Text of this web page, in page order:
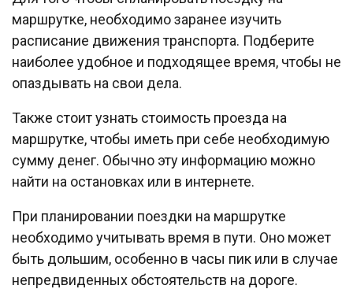
маршрутке, необходимо заранее изучить
расписание движения транспорта. Подберите
наиболее удобное и подходящее время, чтобы не
опаздывать на свои дела.
Также стоит узнать стоимость проезда на
маршрутке, чтобы иметь при себе необходимую
сумму денег. Обычно эту информацию можно
найти на остановках или в интернете.
При планировании поездки на маршрутке
необходимо учитывать время в пути. Оно может
быть дольшим, особенно в часы пик или в случае
непредвиденных обстоятельств на дороге.